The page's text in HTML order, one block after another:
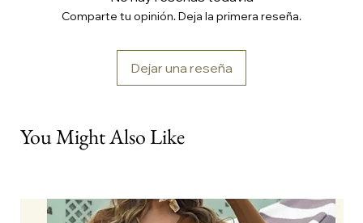
Comparte tu opinión. Deja la primera reseña.
Dejar una reseña
You Might Also Like